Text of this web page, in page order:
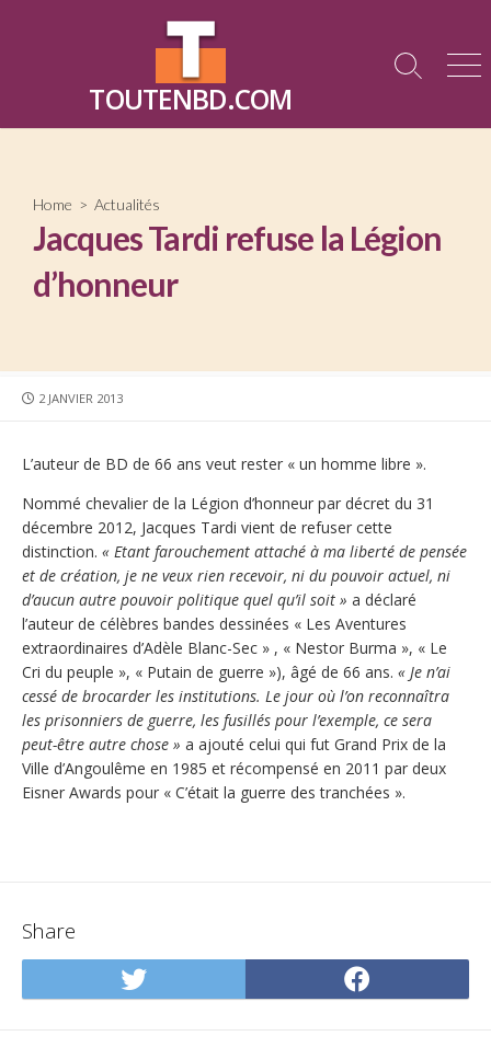
TOUTENBD.COM
Search
Home > Actualités
Jacques Tardi refuse la Légion
d’honneur
PUBLISHED
2 JANVIER 2013
L’auteur de BD de 66 ans veut rester « un homme libre ».
Nommé chevalier de la Légion d’honneur par décret du 31
décembre 2012, Jacques Tardi vient de refuser cette
distinction. « Etant farouchement attaché à ma liberté de pensée
et de création, je ne veux rien recevoir, ni du pouvoir actuel, ni
d’aucun autre pouvoir politique quel qu’il soit » a déclaré
l’auteur de célèbres bandes dessinées « Les Aventures
extraordinaires d’Adèle Blanc-Sec » , « Nestor Burma », « Le
Cri du peuple », « Putain de guerre »), âgé de 66 ans. « Je n’ai
cessé de brocarder les institutions. Le jour où l’on reconnaîtra
les prisonniers de guerre, les fusillés pour l’exemple, ce sera
peut-être autre chose » a ajouté celui qui fut Grand Prix de la
Ville d’Angoulême en 1985 et récompensé en 2011 par deux
Eisner Awards pour « C’était la guerre des tranchées ».
Share
Share
on
on